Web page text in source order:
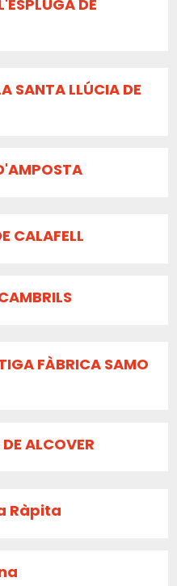
DE
SANTA LLÚCIA DE
CALAFELL
FÀBRICA SAMO
ALCOVER
Ràpita